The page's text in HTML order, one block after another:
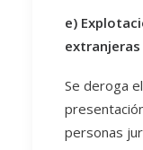
e)
extranjeras
Se deroga
personas